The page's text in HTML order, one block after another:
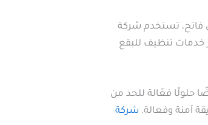
تستخدم شركة
خدمات تنظيف للبقع
حلولًا فعّالة للحد من
آمنة وفعالة. شركة